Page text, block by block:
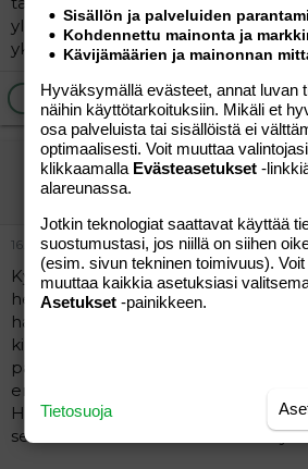
yleiseen suositukseen, unohdetaan
yksilöllisyys.
Ilmoita asiaton viesti
eikös
Vieras
16.04.2012
Kyllähän sanotaan, että
herkkyyskautensa. Ja ilmeisesti
haluja syödä. Meillä ensimmäisen
kiinteät 3,5 kk, koska poika söi tosi
päivässä ja jatkuvasti. Ja hänen
ensimmäisestä lusikasta huomasi,
Hän oikein nautti kiinteiden
selvästikkään enään maito riittänyt.
Sisällön ja palveluiden
Kohdennettu mainonta ja
Kävijämäärien ja mainonnan
Hyväksymällä evästeet, annat luvan
näihin käyttötarkoituksiin. Mikäli et
osa palveluista tai sisällöistä ei
optimaalisesti. Voit muuttaa
klikkaamalla Evästeasetukset -
alareunassa.
Jotkin teknologiat saattavat käyttää
suostumustasi, jos niillä on siihen
(esim. sivun tekninen toimivuus).
muuttaa kaikkia asetuksiasi
Asetukset -painikkeen.
Tietosuoja